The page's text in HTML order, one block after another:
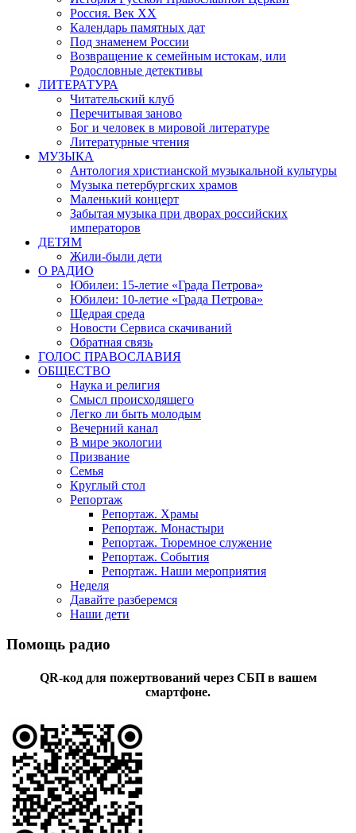
Россия. Век ХХ
Календарь памятных дат
Под знаменем России
Возвращение к семейным истокам, или
Родословные детективы
ЛИТЕРАТУРА
Читательский клуб
Перечитывая заново
Бог и человек в мировой литературе
Литературные чтения
МУЗЫКА
Антология христианской музыкальной культуры
Музыка петербургских храмов
Маленький концерт
Забытая музыка при дворах российских
императоров
ДЕТЯМ
Жили-были дети
О РАДИО
Юбилеи: 15-летие «Града Петрова»
Юбилеи: 10-летие «Града Петрова»
Щедрая среда
Новости Сервиса скачиваний
Обратная связь
ГОЛОС ПРАВОСЛАВИЯ
ОБЩЕСТВО
Наука и религия
Смысл происходящего
Легко ли быть молодым
Вечерний канал
В мире экологии
Призвание
Семья
Круглый стол
Репортаж
Репортаж. Храмы
Репортаж. Монастыри
Репортаж. Тюремное служение
Репортаж. События
Репортаж. Наши мероприятия
Неделя
Давайте разберемся
Наши дети
Помощь радио
QR-код для пожертвований через СБП в вашем
смартфоне.